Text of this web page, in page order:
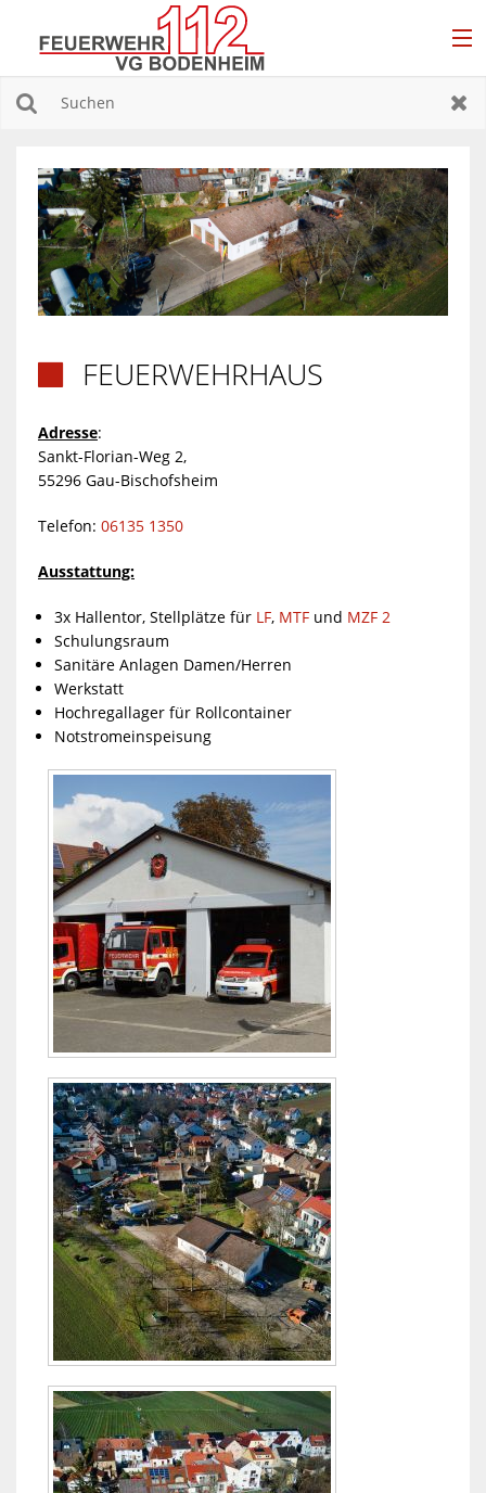
EINSÄTZE
EINHEITEN
JUGENDFEUERWEHR
FÖRDERVEREINE
FEUERWEHRHAUS
Adresse:
Sankt-Florian-Weg 2,
55296 Gau-Bischofsheim
Telefon: 06135 1350
Ausstattung:
3x Hallentor, Stellplätze für LF, MTF und MZF 2
Schulungsraum
Sanitäre Anlagen Damen/Herren
Werkstatt
Hochregallager für Rollcontainer
Notstromeinspeisung